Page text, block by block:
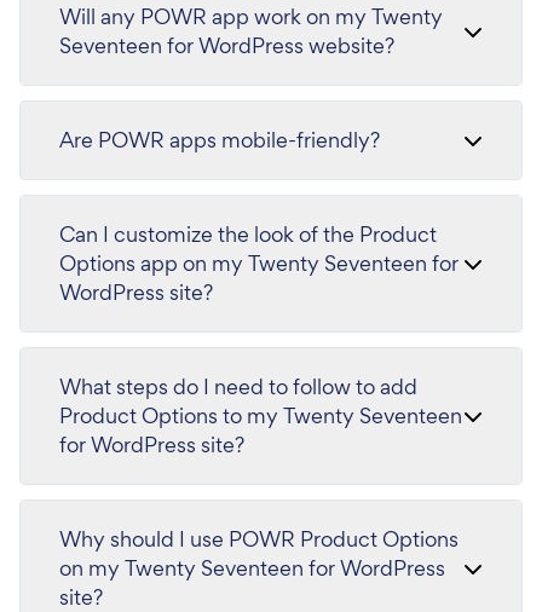
Will any POWR app work on my Twenty
Seventeen for WordPress website?
Are POWR apps mobile-friendly?
Can I customize the look of the Product
Options app on my Twenty Seventeen for
WordPress site?
What steps do I need to follow to add
Product Options to my Twenty Seventeen
for WordPress site?
Why should I use POWR Product Options
on my Twenty Seventeen for WordPress
site?